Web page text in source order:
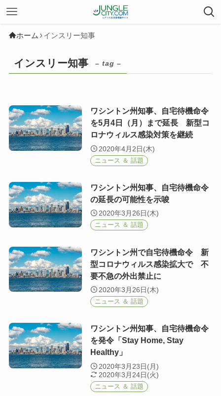
ホーム インスリー知事
インスリー知事 – tag –
ワシントン州知事、自宅待機命令
を5月4日（月）まで延長 新型コ
ロナウィルス感染対策を継続
2020年4月2日(木)
ニュース ＆ 話題
ワシントン州知事、自宅待機命令
の延長の可能性を示唆
2020年3月26日(木)
ニュース ＆ 話題
ワシントン州で自宅待機命令 新
型コロナウィルス感染拡大で 不
要不急の外出禁止に
2020年3月26日(木)
ニュース ＆ 話題
ワシントン州知事、自宅待機命令
を発令「Stay Home, Stay
Healthy」
2020年3月23日(月)
2020年3月24日(火)
ニュース ＆ 話題